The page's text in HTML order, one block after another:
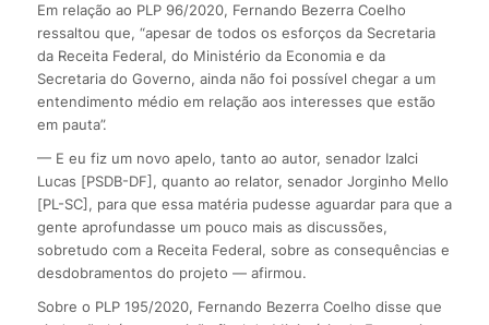
Em relação ao PLP 96/2020, Fernando Bezerra Coelho
ressaltou que, “apesar de todos os esforços da Secretaria
da Receita Federal, do Ministério da Economia e da
Secretaria do Governo, ainda não foi possível chegar a um
entendimento médio em relação aos interesses que estão
em pauta”.
— E eu fiz um novo apelo, tanto ao autor, senador Izalci
Lucas [PSDB-DF], quanto ao relator, senador Jorginho Mello
[PL-SC], para que essa matéria pudesse aguardar para que a
gente aprofundasse um pouco mais as discussões,
sobretudo com a Receita Federal, sobre as consequências e
desdobramentos do projeto — afirmou.
Sobre o PLP 195/2020, Fernando Bezerra Coelho disse que